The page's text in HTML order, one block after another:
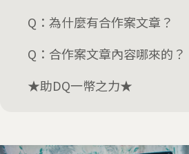
Q：為什麼有合作案文章？
Q：合作案文章內容哪來的？
★助DQ一幣之力★